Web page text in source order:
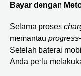
Bayar dengan
Selama proses
memantau progress
Setelah baterai
Anda perlu